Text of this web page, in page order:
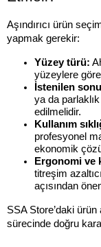
Aşındırıcı ürün
yapmak gerekir:
Yüzey türü:
yüzeylere
İstenilen
ya da
edilmelidir.
Kullanım
profesyonel
ekonomik
Ergonomi ve
titreşim
açısından
SSA Store’daki
sürecinde doğru